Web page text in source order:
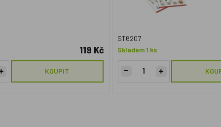
119 Kč
KOUPIT
ST6207
Skladem 1 ks